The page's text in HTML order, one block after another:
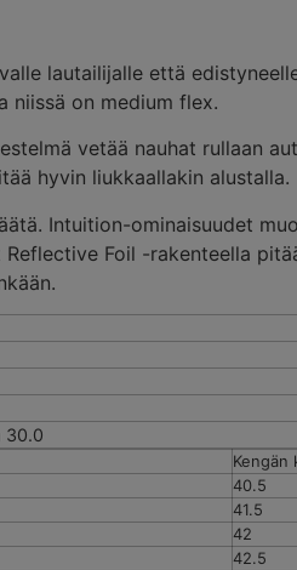
lautailijalle että
niissä on medium flex.
vetää nauhat rullaan
hyvin liukkaallakin alustalla.
Intuition-ominaisuudet
Foil -rakenteella
30.0
Kengän
40.5
41.5
42
42.5